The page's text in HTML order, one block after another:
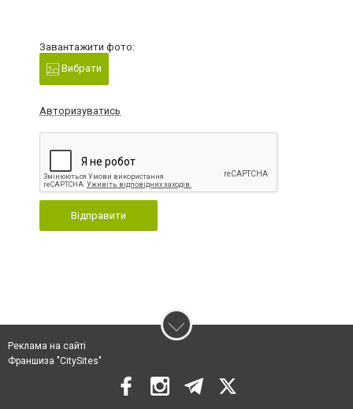
Завантажити фото:
Вибрати
Авторизуватись
Відправити
Реклама на сайті
Франшиза "CitySites"